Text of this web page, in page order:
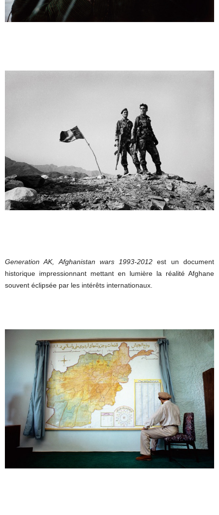
Generation AK, Afghanistan wars 1993-2012est un document
historique impressionnant mettant en lumière la réalité Afghane
souvent éclipsée par les intérêts internationaux.